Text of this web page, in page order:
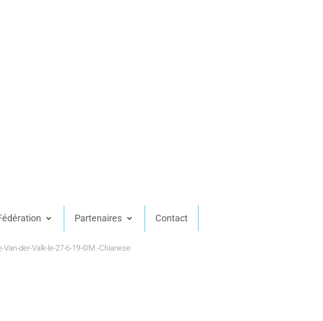
Partenaires Contact
Van-der-Valk-le-27-6-19-©M.-Chianese